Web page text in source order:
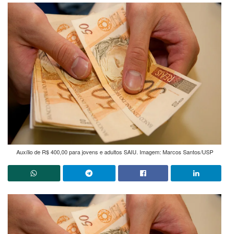
Auxílio de R$ 400,00 para jovens e adultos SAIU. Imagem: Marcos Santos/USP